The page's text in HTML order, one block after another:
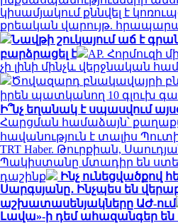
կիսամյակում քննվել է
քրեական վարույթ.
Նավթի շուկայում աճ է
բարձրացել է
AP. Հորմուզի
չի լինի մինչև վերջնական
Ծովազարդ բնակավայրի
իրեն պատկանող 10 գլուխ
Ի՞նչ եղանակ է սպասվում
Հարցման համաձայն՝
հավանություն է տալիս
TRT Haber. Թուրքիան,
Պակիստանը մտադիր են
դաշինք
Ինչ ունեցվածքով
Սարգսյանը․ Ինչպես են
աշխատասենյակները ԱԺ-ում
Լավա»-ի դեմ ահազանգեր են